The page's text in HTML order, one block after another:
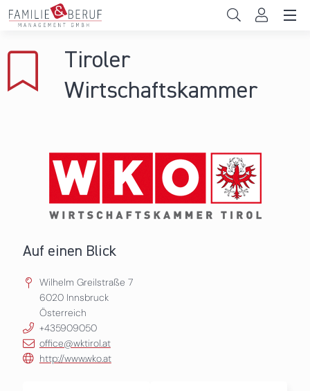
Direkt zum Inhalt
Gemeinden
Das sind wir
News & Events
Tiroler
Wirtschaftskammer
Auf einen Blick
Wilhelm Greilstraße 7
6020 Innsbruck
Österreich
+435909050
office@wktirol.at
http://www.wko.at